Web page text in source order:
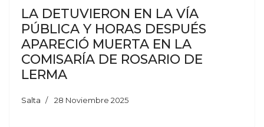
LA DETUVIERON EN LA VÍA
PÚBLICA Y HORAS DESPUÉS
APARECIÓ MUERTA EN LA
COMISARÍA DE ROSARIO DE
LERMA
Salta 28 Noviembre 2025